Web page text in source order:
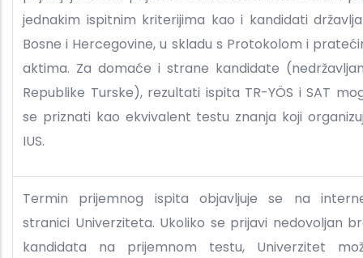
jednakim ispitnim kriterijima kao i kandidati
Bosne i Hercegovine, u skladu s Protokolom i
aktima. Za domaće i strane kandidate
Republike Turske), rezultati ispita TR-YÖS i SAT
se priznati kao ekvivalent testu znanja koji
IUS.
Termin prijemnog ispita objavljuje se na
stranici Univerziteta. Ukoliko se prijavi nedovoljan
kandidata na prijemnom testu, Univerzitet